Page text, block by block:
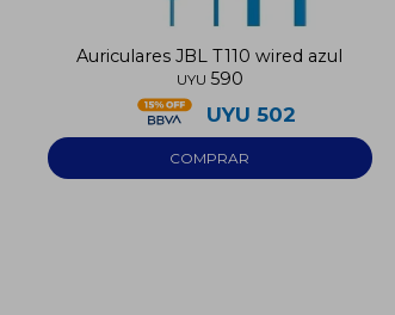
Auriculares JBL T110 wired azul
UYU 590
UYU 502